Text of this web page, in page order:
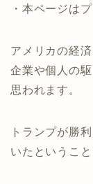
・本ページは
アメリカの経
企業や個人の
思われます。
トランプが勝
いたということ